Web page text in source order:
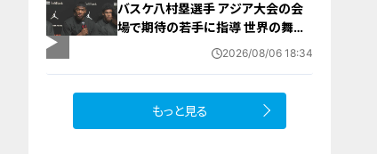
バスケ八村塁選手 アジア大会の会
場で期待の若手に指導 世界の舞台
で戦うために… 愛知国際アリーナ
2026/08/06 18:34
もっと見る